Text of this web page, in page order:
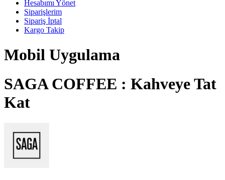
Hesabımı Yönet
Siparişlerim
Sipariş İptal
Kargo Takip
Mobil Uygulama
SAGA COFFEE : Kahveye Tat
Kat